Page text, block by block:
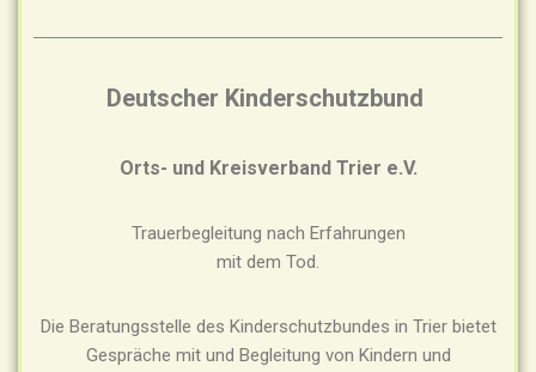
Deutscher Kinderschutzbund
Orts- und Kreisverband Trier e.V.
Trauerbegleitung nach Erfahrungen
mit dem Tod.
Die Beratungsstelle des Kinderschutzbundes in Trier bietet
Gespräche mit und Begleitung von Kindern und